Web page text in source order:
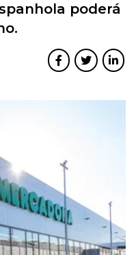
poderá